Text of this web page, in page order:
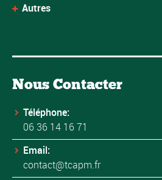
Autres
Nous Contacter
Téléphone:
06 36 14 16 71
Email:
contact@tcapm.fr